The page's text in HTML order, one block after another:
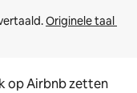
Originele taal
op Airbnb zetten